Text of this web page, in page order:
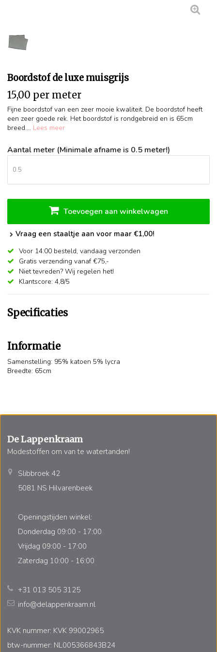
Boordstof de luxe muisgrijs
15,00 per meter
Fijne boordstof van een zeer mooie kwaliteit. De boordstof heeft
een zeer goede rek. Het boordstof is rondgebreid en is 65cm
breed.... Lees meer
Aantal meter (Minimale afname is 0.5 meter!)
Toevoegen aan winkelwagen
Vraag een staaltje aan voor maar €1,00!
Voor 14:00 besteld, vandaag verzonden
Gratis verzending vanaf €75,-
Niet tevreden? Wij regelen het!
Klantscore: 4,8/5
Specificaties
Informatie
Samenstelling: 95% katoen 5% lycra
Breedte: 65cm
De Lappenkraam
Modestoffen om van te watertanden!
Slibbroek 42
5081 NS Hilvarenbeek
Openingstijden winkel:
Donderdag 09:00 - 17:00
Vrijdag 09:00 - 17:00
Zaterdag 10:00 - 16:00
+31 013 505 3125
info@delappenkraam.nl
KVK nummer: KVK 99002965
btw-nummer: NL005366843B24